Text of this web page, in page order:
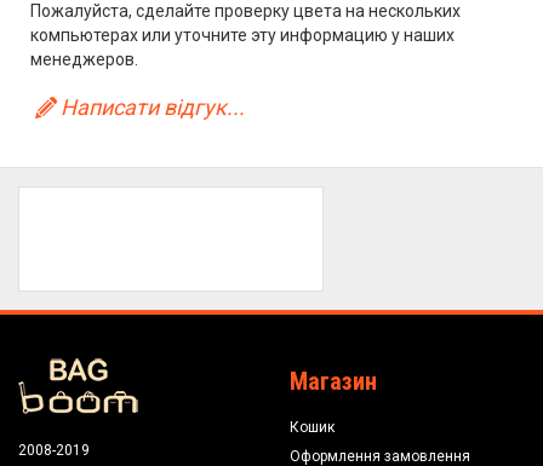
Пожалуйста, сделайте проверку цвета на нескольких
компьютерах или уточните эту информацию у наших
менеджеров.
Написати відгук...
2008-2019
Магазин
Кошик
Оформлення замовлення